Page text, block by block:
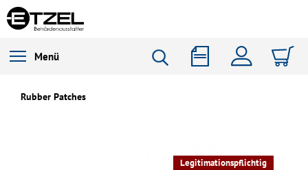
Menü
Rubber Patches
Legitimationspflichtig